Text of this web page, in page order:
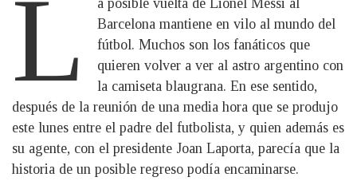
L
a posible vuelta de Lionel Messi al
Barcelona mantiene en vilo al mundo del
fútbol. Muchos son los fanáticos que
quieren volver a ver al astro argentino con
la camiseta blaugrana. En ese sentido,
después de la reunión de una media hora que se produjo
este lunes entre el padre del futbolista, y quien además es
su agente, con el presidente Joan Laporta, parecía que la
historia de un posible regreso podía encaminarse.